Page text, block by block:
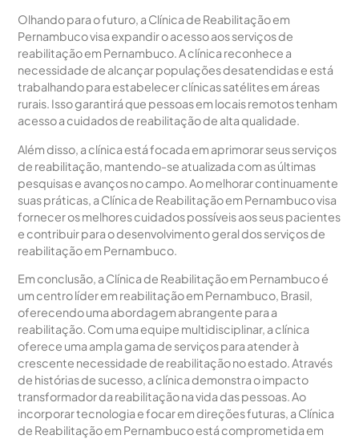
Olhando para o futuro, a Clínica de Reabilitação em
Pernambuco visa expandir o acesso aos serviços de
reabilitação em Pernambuco. A clínica reconhece a
necessidade de alcançar populações desatendidas e está
trabalhando para estabelecer clínicas satélites em áreas
rurais. Isso garantirá que pessoas em locais remotos tenham
acesso a cuidados de reabilitação de alta qualidade.
Além disso, a clínica está focada em aprimorar seus serviços
de reabilitação, mantendo-se atualizada com as últimas
pesquisas e avanços no campo. Ao melhorar continuamente
suas práticas, a Clínica de Reabilitação em Pernambuco visa
fornecer os melhores cuidados possíveis aos seus pacientes
e contribuir para o desenvolvimento geral dos serviços de
reabilitação em Pernambuco.
Em conclusão, a Clínica de Reabilitação em Pernambuco é
um centro líder em reabilitação em Pernambuco, Brasil,
oferecendo uma abordagem abrangente para a
reabilitação. Com uma equipe multidisciplinar, a clínica
oferece uma ampla gama de serviços para atender à
crescente necessidade de reabilitação no estado. Através
de histórias de sucesso, a clínica demonstra o impacto
transformador da reabilitação na vida das pessoas. Ao
incorporar tecnologia e focar em direções futuras, a Clínica
de Reabilitação em Pernambuco está comprometida em